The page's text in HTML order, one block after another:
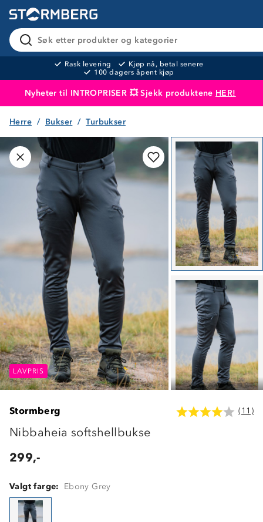
Søk etter produkter og kategorier
Rask levering
Kjøp nå, betal senere
100 dagers åpent kjøp
Nyheter til INTROPRISER 💥 Sjekk produktene HER!
Produktet er lagt i handlekurven
Herre Bukser Turbukser
LAVPRIS LAVPRIS
LAVPRIS
Stormberg (11)
Nibbaheia softshellbukse
299,-
Valgt farge: Ebony Grey